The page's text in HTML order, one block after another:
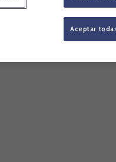
Aceptar